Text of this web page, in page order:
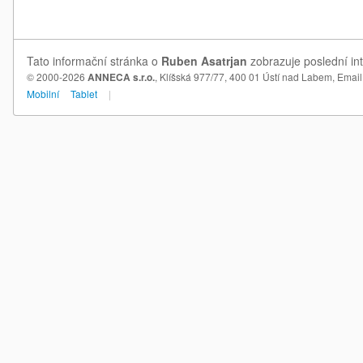
Tato informační stránka o Ruben Asatrjan zobrazuje poslední
© 2000-2026 ANNECA s.r.o., Klíšská 977/77, 400 01 Ústí nad Labem,
Mobilní
Tablet |